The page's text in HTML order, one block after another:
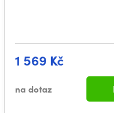
1 569 Kč
na dotaz